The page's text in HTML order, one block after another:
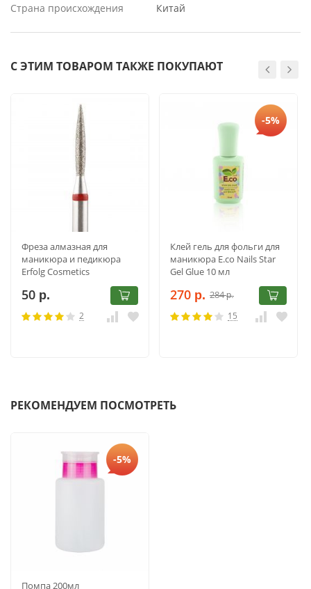
Страна происхождения
Китай
С ЭТИМ ТОВАРОМ ТАКЖЕ ПОКУПАЮТ
Фреза алмазная для
маникюра и педикюра
Erfolg Cosmetics
50 р.
2
-5%
Клей гель для фольги для
маникюра E.co Nails Star
Gel Glue 10 мл
270 р. 284р.
15
РЕКОМЕНДУЕМ ПОСМОТРЕТЬ
-5%
Помпа 200мл